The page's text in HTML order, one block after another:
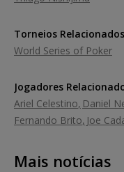
Torneios Relacionados
World Series of Poker
Jogadores
Ariel Celestino Daniel
Fernando Brito Joe
Mais notícias